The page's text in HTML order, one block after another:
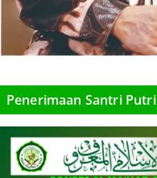
Penerimaan Santri Putri